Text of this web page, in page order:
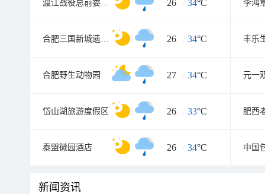
渡江战役总前委参谋处旧址 26 / 34°C 李鸿
合肥三国新城遗址公园 26 / 34°C 丰乐
合肥野生动物园 27 / 34°C
岱山湖旅游度假区 26 / 33°C 肥西
泰盟徽园酒店 26 / 34°C 中国
新闻资讯